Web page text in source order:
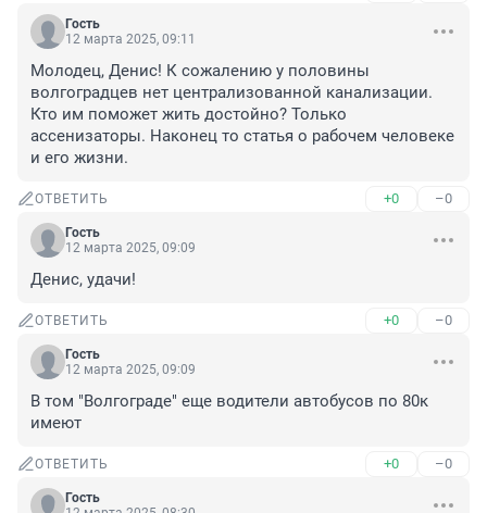
Гость
12 марта 2025, 09:11
Молодец, Денис! К сожалению у половины
волгоградцев нет централизованной канализации.
Кто им поможет жить достойно? Только
ассенизаторы. Наконец то статья о рабочем человеке
и его жизни.
ОТВЕТИТЬ +0 –0
Гость
12 марта 2025, 09:09
Денис, удачи!
ОТВЕТИТЬ +0 –0
Гость
12 марта 2025, 09:09
В том "Волгограде" еще водители автобусов по 80к
имеют
ОТВЕТИТЬ +0 –0
Гость